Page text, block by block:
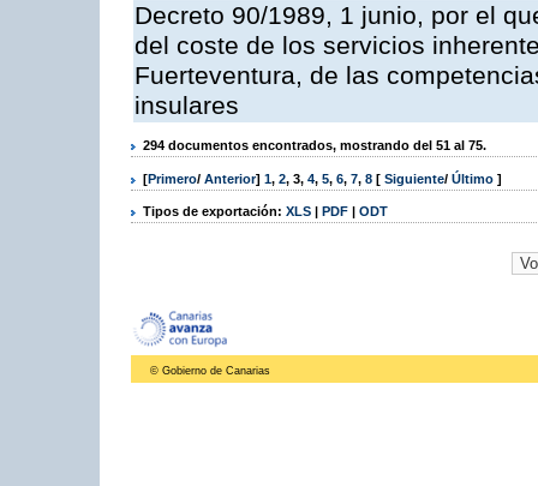
Decreto 90/1989, 1 junio, por el
del coste de los servicios
Fuerteventura, de las
insulares
294 documentos encontrados, mostrando del 51 al 75.
[Primero/ Anterior] 1, 2, 3, 4, 5, 6, 7, 8 [ Siguiente/ Último ]
Tipos de exportación: XLS | PDF | ODT
© Gobierno de Canarias